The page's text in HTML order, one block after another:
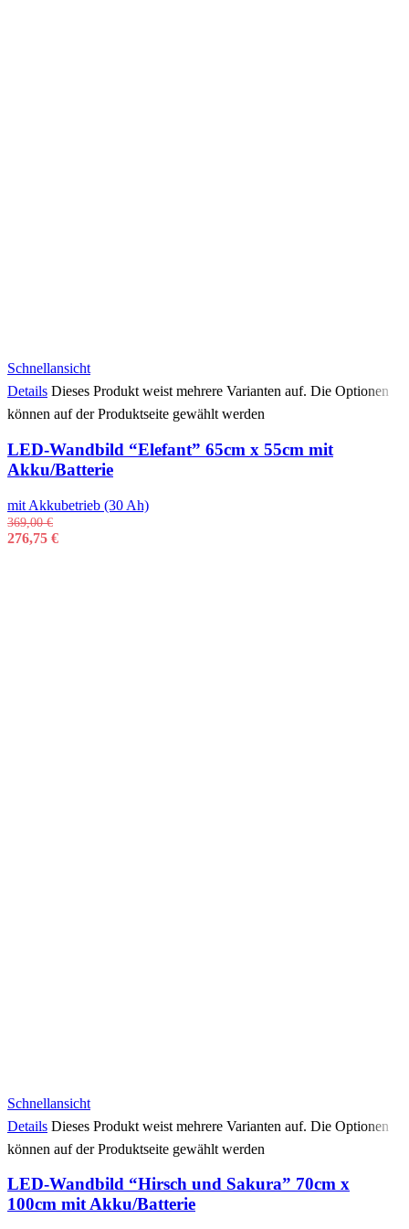
Schnellansicht
Details Dieses Produkt weist mehrere Varianten auf. Die Optionen
können auf der Produktseite gewählt werden
LED-Wandbild “Elefant” 65cm x 55cm mit
Akku/Batterie
mit Akkubetrieb (30 Ah)
369,00€
276,75 €
Schnellansicht
Details Dieses Produkt weist mehrere Varianten auf. Die Optionen
können auf der Produktseite gewählt werden
LED-Wandbild “Hirsch und Sakura” 70cm x
100cm mit Akku/Batterie